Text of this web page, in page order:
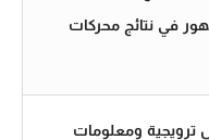
في نتائج محركات
ترويجية ومعلومات